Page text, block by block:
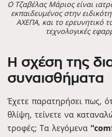
Ο Τζαβέλας Μάριος είναι
εκπαιδευμένος στην
ΑΧΕΠΑ, και το ερευνητικό
τεχνολογικές
Η σχέση της
συναισθήματα
Έχετε παρατηρήσει πως,
θλίψη, τείνετε να
τροφές; Τα λεγόμενα